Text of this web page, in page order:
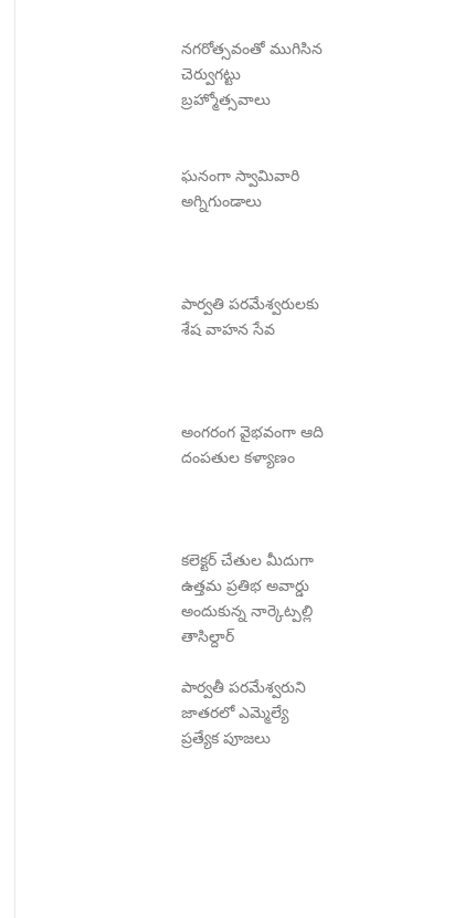
నగరోత్సవంతో ముగిసిన
చెర్వుగట్టు
బ్రహ్మోత్సవాలు
ఘనంగా స్వామివారి
అగ్నిగుండాలు
పార్వతి పరమేశ్వరులకు
శేష వాహన సేవ
అంగరంగ వైభవంగా ఆది
దంపతుల కళ్యాణం
కలెక్టర్ చేతుల మీదుగా
ఉత్తమ ప్రతిభ అవార్డు
అందుకున్న నార్కెట్పల్లి
తాసిల్దార్
పార్వతీ పరమేశ్వరుని
జాతరలో ఎమ్మెల్యే
ప్రత్యేక పూజలు